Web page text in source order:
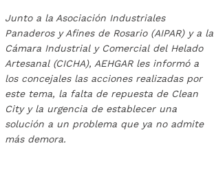
Junto a la Asociación Industriales
Panaderos y Afines de Rosario (AIPAR) y a la
Cámara Industrial y Comercial del Helado
Artesanal (CICHA), AEHGAR les informó a
los concejales las acciones realizadas por
este tema, la falta de repuesta de Clean
City y la urgencia de establecer una
solución a un problema que ya no admite
más demora.